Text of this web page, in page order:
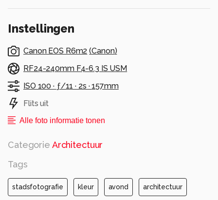
Instellingen
Canon EOS R6m2 (Canon)
RF24-240mm F4-6.3 IS USM
ISO 100 · ƒ/11 · 2s ·157mm
Flits uit
Alle foto informatie tonen
Categorie Architectuur
Tags
stadsfotografie kleur avond architectuur